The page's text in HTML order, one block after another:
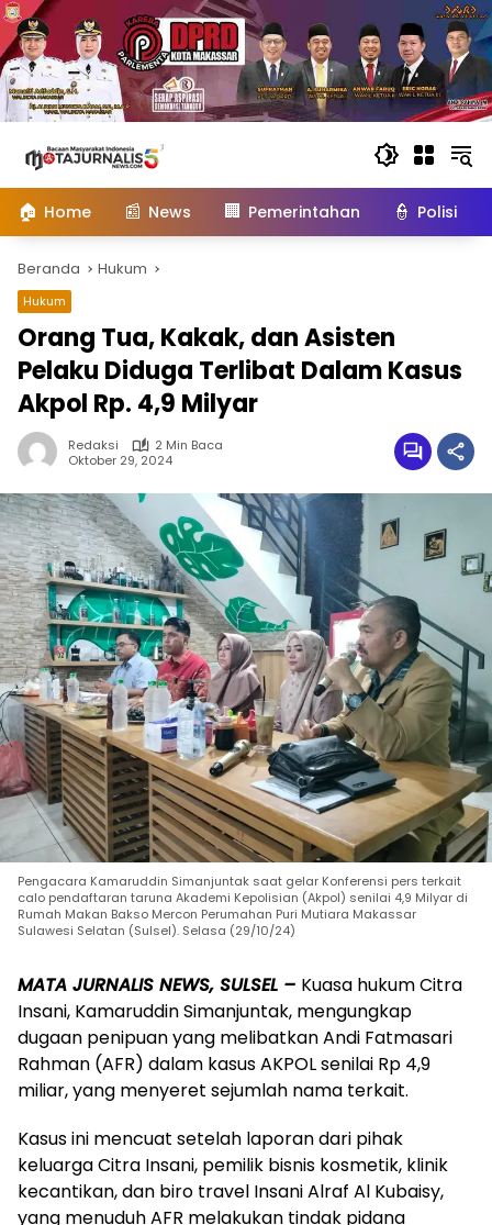
konten
🏠 Home 📰 News 🏢 Pemerintahan 👮 Polisi
Beranda Hukum
Hukum
Orang Tua, Kakak, dan Asisten
Pelaku Diduga Terlibat Dalam Kasus
Akpol Rp. 4,9 Milyar
Redaksi
2 Min Baca
Oktober 29, 2024
Pengacara Kamaruddin Simanjuntak saat gelar Konferensi pers terkait
calo pendaftaran taruna Akademi Kepolisian (Akpol) senilai 4,9 Milyar di
Rumah Makan Bakso Mercon Perumahan Puri Mutiara Makassar
Sulawesi Selatan (Sulsel). Selasa (29/10/24)
MATA JURNALIS NEWS, SULSEL – Kuasa hukum Citra
Insani, Kamaruddin Simanjuntak, mengungkap
dugaan penipuan yang melibatkan Andi Fatmasari
Rahman (AFR) dalam kasus AKPOL senilai Rp 4,9
miliar, yang menyeret sejumlah nama terkait.
Kasus ini mencuat setelah laporan dari pihak
keluarga Citra Insani, pemilik bisnis kosmetik, klinik
kecantikan, dan biro travel Insani Alraf Al Kubaisy,
yang menuduh AFR melakukan tindak pidana